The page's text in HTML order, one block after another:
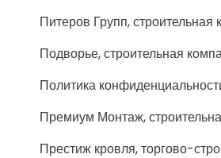
Питеров Групп, строительная
Подворье, строительная
Политика
Премиум Монтаж,
Престиж кровля, торгово-